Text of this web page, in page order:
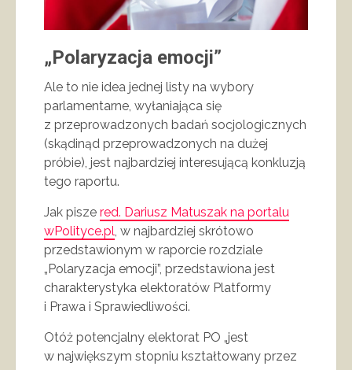
„Polaryzacja emocji”
Ale to nie idea jednej listy na wybory
parlamentarne, wyłaniająca się
z przeprowadzonych badań socjologicznych
(skądinąd przeprowadzonych na dużej
próbie), jest najbardziej interesującą konkluzją
tego raportu.
Jak pisze red. Dariusz Matuszak na portalu
wPolityce.pl, w najbardziej skrótowo
przedstawionym w raporcie rozdziale
„Polaryzacja emocji”, przedstawiona jest
charakterystyka elektoratów Platformy
i Prawa i Sprawiedliwości.
Otóż potencjalny elektorat PO „jest
w największym stopniu kształtowany przez